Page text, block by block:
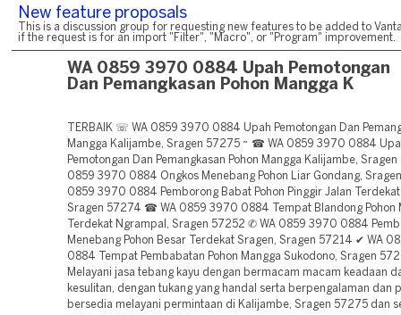
New feature proposals
This is a discussion group for requesting new features to be added to
if the request is for an import "Filter", "Macro", or "Program" improvement.
WA 0859 3970 0884 Upah Pemotongan
Dan Pemangkasan Pohon Mangga K
TERBAIK ☏ WA 0859 3970 0884 Upah Pemotongan Dan
Mangga Kalijambe, Sragen 57275 ~ ☎ WA 0859 3970 0884
Pemotongan Dan Pemangkasan Pohon Mangga Kalijambe,
0859 3970 0884 Ongkos Menebang Pohon Liar Gondang,
0859 3970 0884 Pemborong Babat Pohon Pinggir Jalan
Sragen 57274 ☎ WA 0859 3970 0884 Tempat Blandong Pohon
Terdekat Ngrampal, Sragen 57252 ✆ WA 0859 3970 0884
Menebang Pohon Besar Terdekat Sragen, Sragen 57214 ✔ WA
0884 Tempat Pembabatan Pohon Mangga Sukodono, Sragen
Melayani jasa tebang kayu dengan bermacam macam keadaan
kesulitan, dengan tukang yang handal serta berpengalaman dan
bersedia melayani permintaan di Kalijambe, Sragen 57275 dan